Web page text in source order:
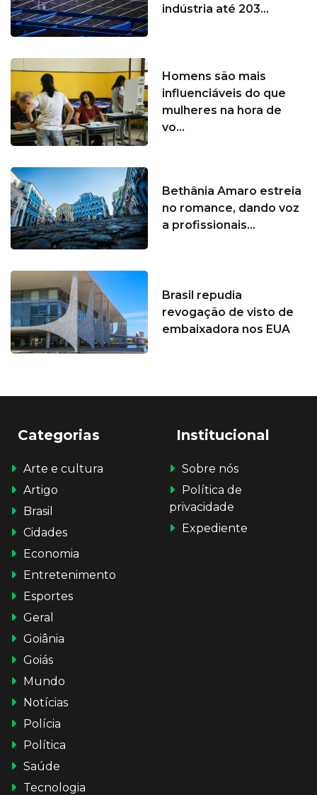
indústria até 203...
Homens são mais
influenciáveis do que
mulheres na hora de
vo...
Bethânia Amaro estreia
no romance, dando voz
a profissionais...
Brasil repudia
revogação de visto de
embaixadora nos EUA
Categorias
Arte e cultura
Artigo
Brasil
Cidades
Economia
Entretenimento
Esportes
Geral
Goiânia
Goiás
Mundo
Notícias
Polícia
Política
Saúde
Tecnologia
Institucional
Sobre nós
Política de
privacidade
Expediente